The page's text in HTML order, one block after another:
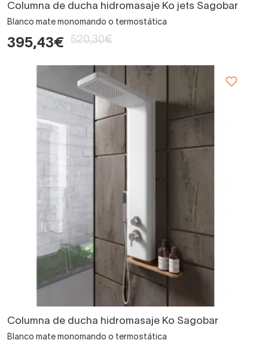
Columna de ducha hidromasaje Ko jets Sagobar
Blanco mate monomando o termostática
395,43€ 520,30€
Columna de ducha hidromasaje Ko Sagobar
Blanco mate monomando o termostática